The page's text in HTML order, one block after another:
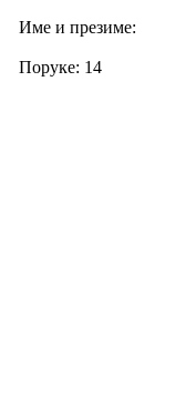
Име и презиме:
Поруке: 14